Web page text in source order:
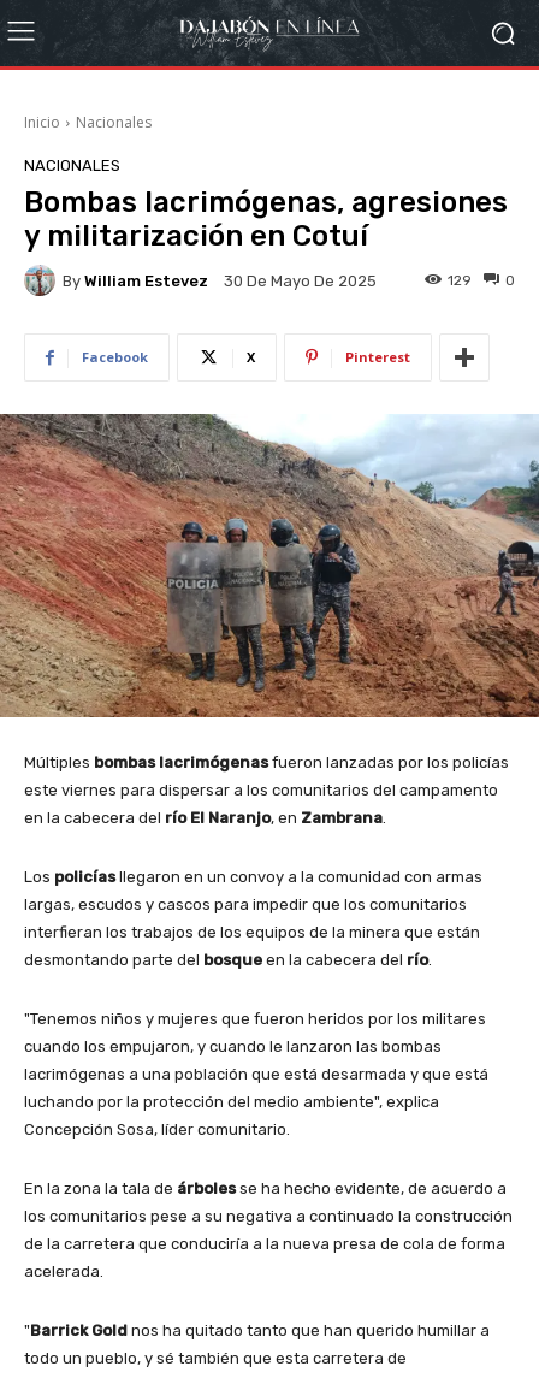
Inicio Nacionales
NACIONALES
Bombas lacrimógenas, agresiones
y militarización en Cotuí
By William Estevez 30 De Mayo De 2025 0
129
Facebook X Pinterest
Múltiples bombas lacrimógenasfueron lanzadas por los policías
este viernes para dispersar a los comunitarios del campamento
en la cabecera del río El Naranjo, en Zambrana.
Los policíasllegaron en un convoy a la comunidad con armas
largas, escudos y cascos para impedir que los comunitarios
interfieran los trabajos de los equipos de la minera que están
desmontando parte del bosque en la cabecera del río.
"Tenemos niños y mujeres que fueron heridos por los militares
cuando los empujaron, y cuando le lanzaron las bombas
lacrimógenas a una población que está desarmada y que está
luchando por la protección del medio ambiente", explica
Concepción Sosa, líder comunitario.
En la zona la tala de árbolesse ha hecho evidente, de acuerdo a
los comunitarios pese a su negativa a continuado la construcción
de la carretera que conduciría a la nueva presa de cola de forma
acelerada.
"Barrick Gold nos ha quitado tanto que han querido humillar a
todo un pueblo, y sé también que esta carretera de